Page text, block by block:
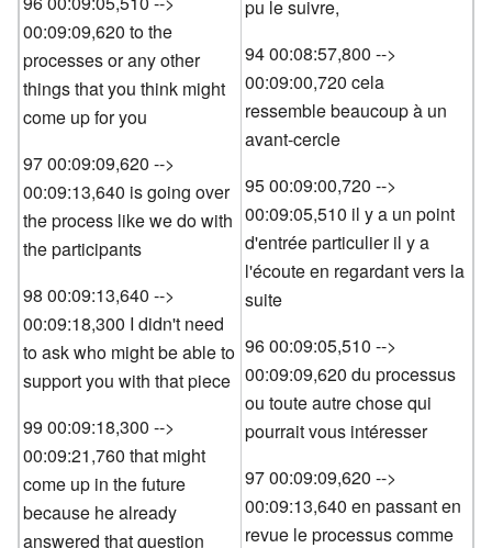
00:09:09,620 to the
processes or any other
things that you think might
come up for you
97 00:09:09,620 -->
00:09:13,640 is going over
the process like we do with
the participants
98 00:09:13,640 -->
00:09:18,300 I didn't need
to ask who might be able to
support you with that piece
99 00:09:18,300 -->
00:09:21,760 that might
come up in the future
because he already
answered that question
pu le suivre,
94 00:08:57,800 -->
00:09:00,720 cela
ressemble beaucoup à un
avant-cercle
95 00:09:00,720 -->
00:09:05,510 il y a un point
d'entrée particulier il y a
l'écoute en regardant vers la
suite
96 00:09:05,510 -->
00:09:09,620 du processus
ou toute autre chose qui
pourrait vous intéresser
97 00:09:09,620 -->
00:09:13,640 en passant en
revue le processus comme